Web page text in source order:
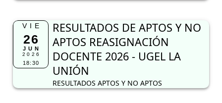
VIE
26
JUN
2026
18:30
RESULTADOS DE APTOS Y NO
APTOS REASIGNACIÓN
DOCENTE 2026 - UGEL LA
UNIÓN
RESULTADOS APTOS Y NO APTOS